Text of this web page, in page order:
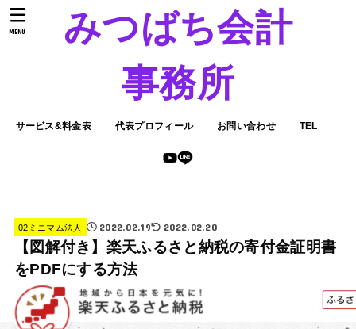
みつばち会計
事務所
サービス&料金表 代表プロフィール お問い合わせ TEL
MENU
02ミニマム法人 2022.02.19 2022.02.20
【図解付き】楽天ふるさと納税の寄付金証明書
をPDFにする方法